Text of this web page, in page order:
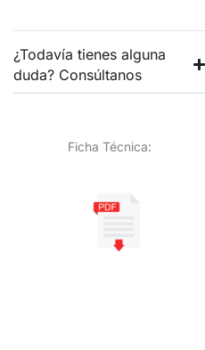
¿Todavía tienes alguna
duda? Consúltanos
Ficha Técnica: